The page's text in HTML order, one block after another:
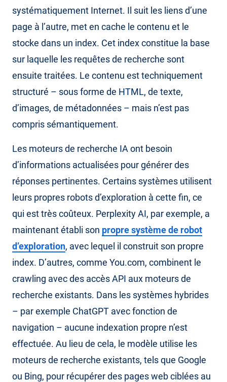
systématiquement Internet. Il suit les liens d’une
page à l’autre, met en cache le contenu et le
stocke dans un index. Cet index constitue la base
sur laquelle les requêtes de recherche sont
ensuite traitées. Le contenu est techniquement
structuré – sous forme de HTML, de texte,
d’images, de métadonnées – mais n’est pas
compris sémantiquement.
Les moteurs de recherche IA ont besoin
d’informations actualisées pour générer des
réponses pertinentes. Certains systèmes utilisent
leurs propres robots d’exploration à cette fin, ce
qui est très coûteux. Perplexity AI, par exemple, a
maintenant établi son propre système de robot
d’exploration, avec lequel il construit son propre
index. D’autres, comme You.com, combinent le
crawling avec des accès API aux moteurs de
recherche existants. Dans les systèmes hybrides
– par exemple ChatGPT avec fonction de
navigation – aucune indexation propre n’est
effectuée. Au lieu de cela, le modèle utilise les
moteurs de recherche existants, tels que Google
ou Bing, pour récupérer des pages web ciblées au